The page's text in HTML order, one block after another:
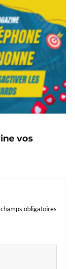
vos
obligatoires